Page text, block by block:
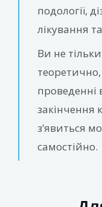
подології,
лікування
Ви не
проведенні
закінчення
з’явиться
самостійно.